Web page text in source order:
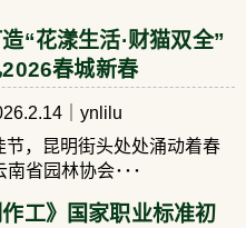
“花漾生活·财猫双全”
春城新春
｜ynlilu
节，昆明街头处处涌动着春
省园林协会･･･
作工》国家职业标准初